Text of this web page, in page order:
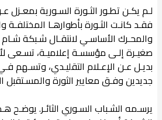
لـم يكـن تطـور الثـورة السـورية بمعـزل
فقـد كانـت الثـورة بأطوارهـا
والمحـرك الأساسـي لانتقـال شـبكة
صغيـرة إلـى مؤسسـة إعلاميـة، تسـعى
بديـل عـن الإعـلام التقليـدي، وتسـهم
جديدين وفـق معايير الثورة والمسـتقبل
يرسـمه الشـباب السـوري الثائـر. يوضـح